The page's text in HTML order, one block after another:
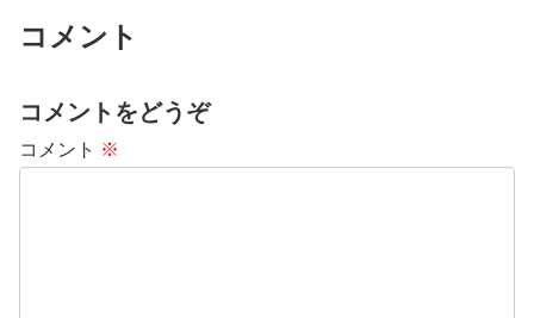
コメント
コメントをどうぞ
コメント ※